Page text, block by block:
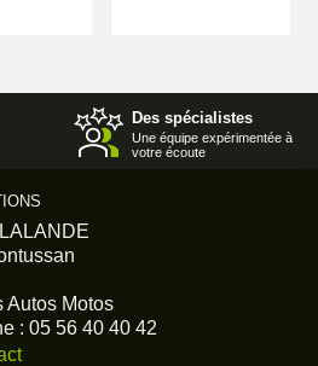
Des spécialistes
Une équipe expérimentée à
votre écoute
Autos Motos
: 05 56 40 40 42